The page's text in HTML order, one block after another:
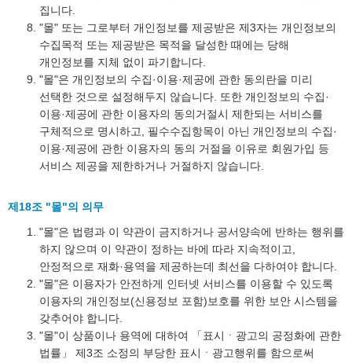
집니다.
"몰" 또는 그로부터 개인정보를 제공받은 제3자는 개인정보의
수집목적 또는 제공받은 목적을 달성한 때에는 당해
개인정보를 지체 없이 파기합니다.
"몰"은 개인정보의 수집·이용·제공에 관한 동의란을 미리
선택한 것으로 설정해두지 않습니다. 또한 개인정보의 수집·
이용·제공에 관한 이용자의 동의거절시 제한되는 서비스를
구체적으로 명시하고, 필수수집항목이 아닌 개인정보의 수집·
이용·제공에 관한 이용자의 동의 거절을 이유로 회원가입 등
서비스 제공을 제한하거나 거절하지 않습니다.
제18조 "몰"의 의무
"몰"은 법령과 이 약관이 금지하거나 공서양속에 반하는 행위를
하지 않으며 이 약관이 정하는 바에 따라 지속적이고,
안정적으로 재화·용역을 제공하는데 최선을 다하여야 합니다.
"몰"은 이용자가 안전하게 인터넷 서비스를 이용할 수 있도록
이용자의 개인정보(신용정보 포함)보호를 위한 보안 시스템을
갖추어야 합니다.
"몰"이 상품이나 용역에 대하여 「표시ㆍ광고의 공정화에 관한
법률」 제3조 소정의 부당한 표시ㆍ광고행위를 함으로써